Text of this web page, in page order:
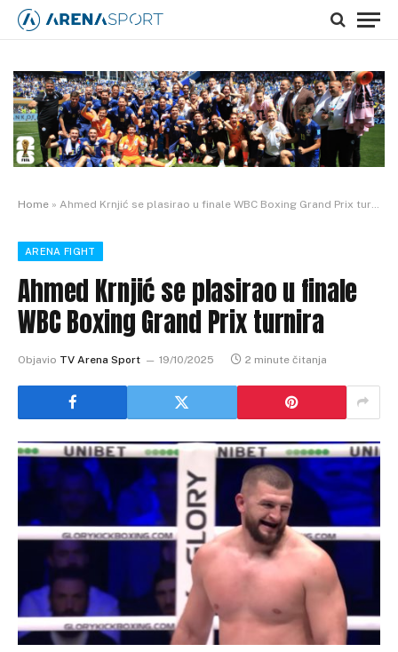
Home » Ahmed Krnjić se plasirao u finale WBC Boxing Grand Prix turnira
ARENA FIGHT
Ahmed Krnjić se plasirao u finale
WBC Boxing Grand Prix turnira
Objavio TV Arena Sport 19/10/2025 2 minute čitanja